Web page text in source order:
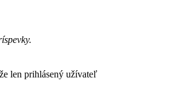
len prihlásený užívateľ